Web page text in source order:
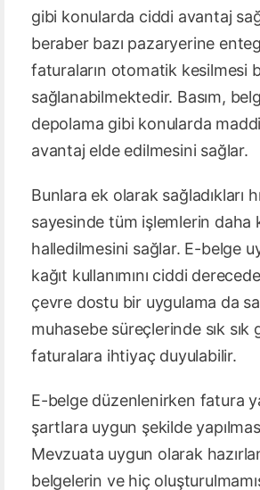
gibi konularda ciddi avantaj
beraber bazı pazaryerine
faturaların otomatik kesilmesi
sağlanabilmektedir. Basım,
depolama gibi konularda
avantaj elde edilmesini sağlar.
Bunlara ek olarak sağladıkları
sayesinde tüm işlemlerin daha
halledilmesini sağlar. E-belge
kağıt kullanımını ciddi
çevre dostu bir uygulama da
muhasebe süreçlerinde sık sık
faturalara ihtiyaç duyulabilir.
E-belge düzenlenirken fatura
şartlara uygun şekilde
Mevzuata uygun olarak
belgelerin ve hiç